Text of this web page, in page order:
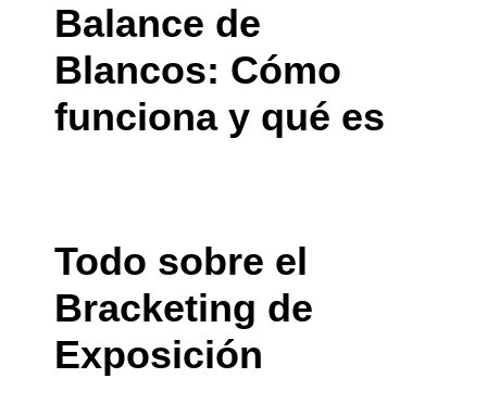
Balance de
Blancos: Cómo
funciona y qué es
Todo sobre el
Bracketing de
Exposición